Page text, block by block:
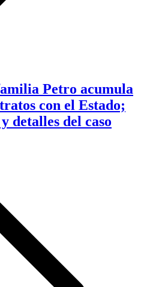
Petro acumula
con el Estado;
detalles del caso